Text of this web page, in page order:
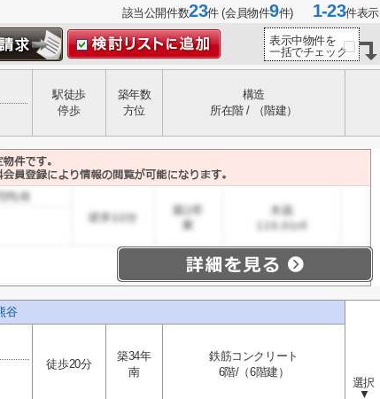
該当公開件数23件 (会員物件9件)1-23件表示
表示中物件を
一括でチェック
駅徒歩
停歩
築年数
方位
構造
所在階 / （階建）
谷
選択
▼
徒歩20分
築34年
南
鉄筋コンクリート
6階/（6階建）